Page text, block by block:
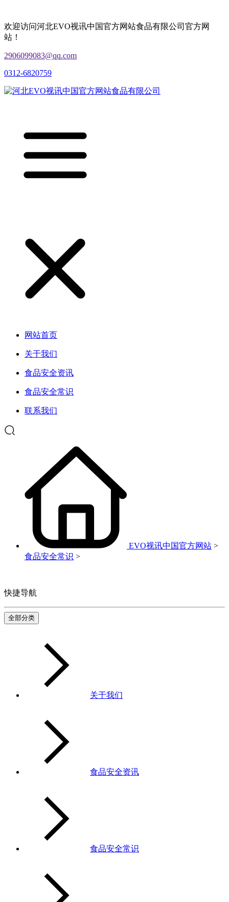
欢迎访问河北EVO视讯中国官方网站食品有限公司官方网
站！
2906099083@qq.com
0312-6820759
网站首页
关于我们
食品安全资讯
食品安全常识
联系我们
EVO视讯中国官方网站 >
食品安全常识 >
快捷导航
全部分类
关于我们
食品安全资讯
食品安全常识